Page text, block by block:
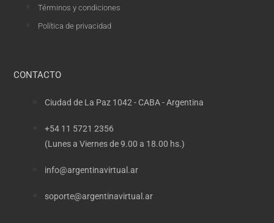
Términos y condiciones
Política de privacidad
CONTACTO
Ciudad de La Paz 1042 - CABA - Argentina
+54 11 5721 2356
(Lunes a Viernes de 9.00 a 18.00 hs.)
info@argentinavirtual.ar
soporte@argentinavirtual.ar